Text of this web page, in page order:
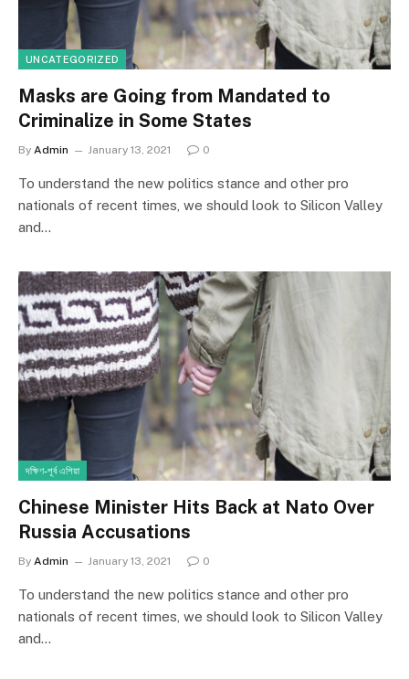
UNCATEGORIZED
Masks are Going from Mandated to
Criminalize in Some States
By Admin January 13, 2021 0
To understand the new politics stance and other pro
nationals of recent times, we should look to Silicon Valley
and…
দক্ষিণ-পূর্ব এশিয়া
Chinese Minister Hits Back at Nato Over
Russia Accusations
By Admin January 13, 2021 0
To understand the new politics stance and other pro
nationals of recent times, we should look to Silicon Valley
and…